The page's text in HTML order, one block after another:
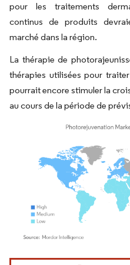
pour les traitements
continus de produits
marché dans la région.
La thérapie de
thérapies utilisées pour
pourrait encore stimuler la
au cours de la période de
Image © Mordor Intelligence. La